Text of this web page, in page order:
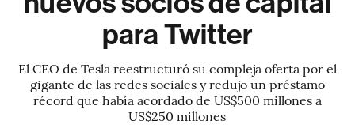
para Twitter
El CEO de Tesla reestructuró su compleja oferta por el
gigante de las redes sociales y redujo un préstamo
récord que había acordado de US$500 millones a
US$250 millones